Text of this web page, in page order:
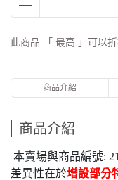
此商品 「 最高 」可以
商品介紹
商品介紹
本賣場與商品編號:
差異性在於增設部分